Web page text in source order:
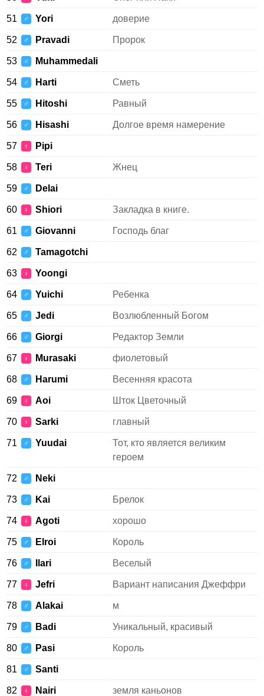
51 ♂ Yori доверие
52 ♂ Pravadi Пророк
53 ♂ Muhammedali
54 ♂ Harti Сметь
55 ♂ Hitoshi Равный
56 ♂ Hisashi Долгое время намерение
57 ♀ Pipi
58 ♀ Teri Жнец
59 ♂ Delai
60 ♀ Shiori Закладка в книге.
61 ♂ Giovanni Господь благ
62 ♂ Tamagotchi
63 ♀ Yoongi
64 ♂ Yuichi Ребенка
65 ♂ Jedi Возлюбленный Богом
66 ♂ Giorgi Редактор Земли
67 ♀ Murasaki фиолетовый
68 ♂ Harumi Весенняя красота
69 ♀ Aoi Шток Цветочный
70 ♀ Sarki главный
71 ♂ Yuudai
Тот, кто является великим
героем
72 ♂ Neki
73 ♂ Kai Брелок
74 ♀ Agoti хорошо
75 ♂ Elroi Король
76 ♂ Ilari Веселый
77 ♀ Jefri Вариант написания Джеффри
78 ♂ Alakai м
79 ♂ Badi Уникальный, красивый
80 ♂ Pasi Король
81 ♂ Santi
82 ♀ Nairi земля каньонов